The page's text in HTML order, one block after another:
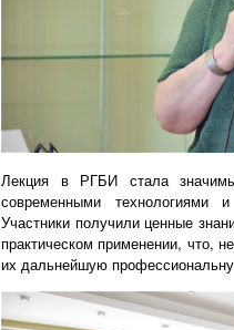
Лекция в РГБИ стала
современными
Участники получили ценные
практическом применении, что,
их дальнейшую